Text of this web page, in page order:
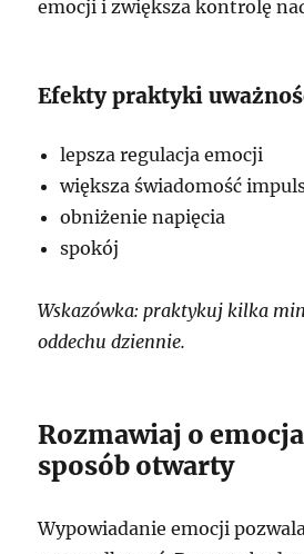
emocji i zwiększa kontrolę
Efekty praktyki
lepsza regulacja emocji
większa świadomość
obniżenie napięcia
spokój
Wskazówka: praktykuj kilka
oddechu dziennie.
Rozmawiaj o
sposób otwarty
Wypowiadanie emocji